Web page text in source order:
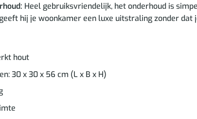
Heel gebruiksvriendelijk, het onderhoud is
hij je woonkamer een luxe uitstraling zonder dat
hout
30 x 30 x 56 cm (L x B x H)